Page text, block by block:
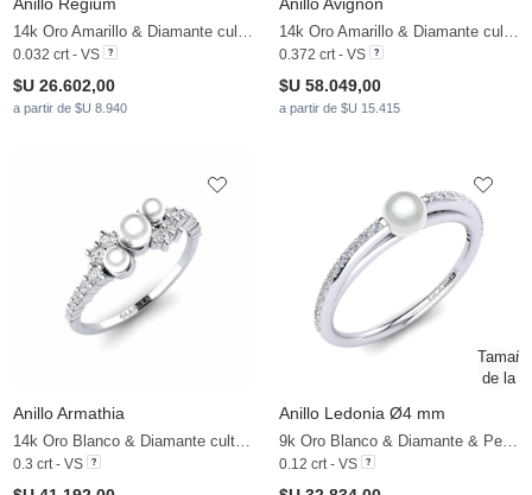
14k Oro Amarillo & Diamante cultivado en laboratorio & Perla blanca
0.032 crt - VS
$U 26.602,00
a partir de $U 8.940
14k Oro Amarillo & Diamante cultivado en laboratorio & Perla blanca
0.372 crt - VS
$U 58.049,00
a partir de $U 15.415
Anillo Armathia
14k Oro Blanco & Diamante cultivado en laboratorio & Perla blanca
0.3 crt - VS
Anillo Ledonia Ø4 mm
9k Oro Blanco & Diamante & Perla blanca
0.12 crt - VS